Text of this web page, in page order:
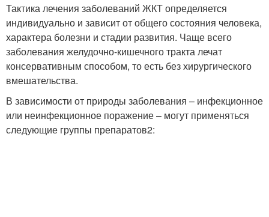
Тактика лечения заболеваний ЖКТ определяется
индивидуально и зависит от общего состояния человека,
характера болезни и стадии развития. Чаще всего
заболевания желудочно-кишечного тракта лечат
консервативным способом, то есть без хирургического
вмешательства.
В зависимости от природы заболевания – инфекционное
или неинфекционное поражение – могут применяться
следующие группы препаратов2: